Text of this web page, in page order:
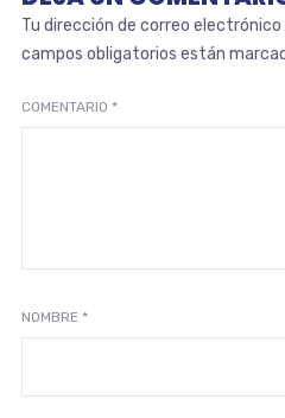
Tu dirección de correo electrónico
campos obligatorios están
COMENTARIO *
NOMBRE *